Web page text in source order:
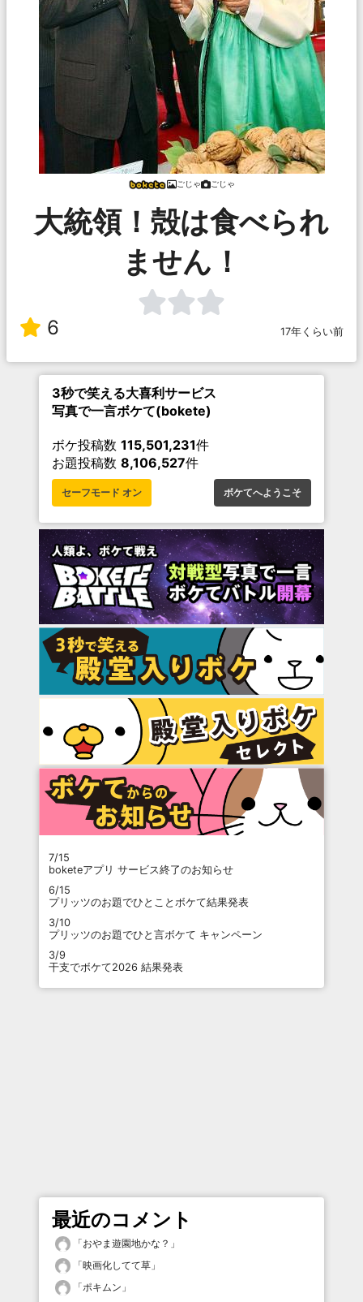
ごじゃ ごじゃ
大統領！殻は食べられ
ません！
6 17年くらい前
3秒で笑える大喜利サービス
写真で一言ボケて(bokete)
ボケ投稿数 115,501,231件
お題投稿数 8,106,527件
セーフモード オン ボケてへようこそ
7/15
boketeアプリ サービス終了のお知らせ
6/15
プリッツのお題でひとことボケて結果発表
3/10
プリッツのお題でひと言ボケて キャンペーン
3/9
干支でボケて2026 結果発表
最近のコメント
「おやま遊園地かな？ 」
「映画化してて草 」
「ポキムン 」